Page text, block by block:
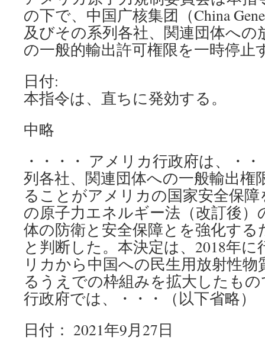
の下で、中国广核集团（China
及びその系列各社、関連団体への
の一般的輸出許可権限を一時停止
日付:
本指令は、直ちに発効する。
中略
・・・・ アメリカ行政府は、・
列各社、関連団体への一般輸出権
ることがアメリカの国家安全保障
の原子力エネルギー法（改訂後）
体の防衛と安全保障とを強化す
と判断した。本決定は、2018年
リカから中国への民生用放射性
るうえでの枠組みを拡大したも
行政府では、・・・（以下省略）
日付： 2021年9月27日